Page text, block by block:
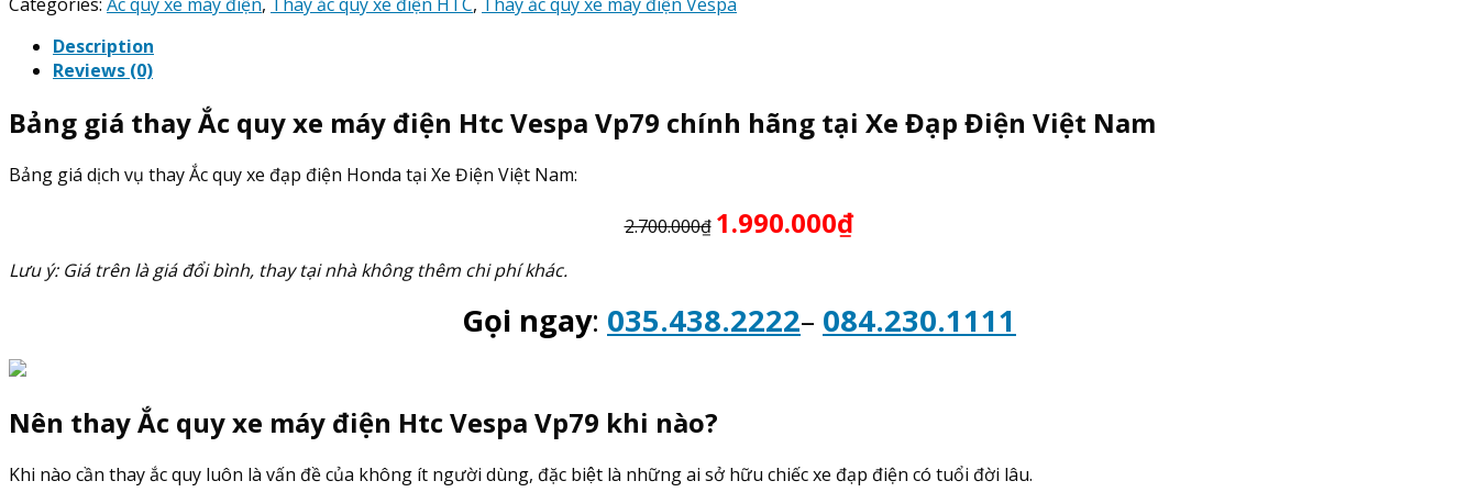
xe
máy
Htc
Vespa
Vp79
Description
Reviews (0)
Bảng giá thay Ắc quy xe máy điện Htc Vespa Vp79 chính hãng tại Xe Đạp Điện Việt Nam
Bảng giá dịch vụ thay Ắc quy xe đạp điện Honda tại Xe Điện Việt Nam:
2.700.000₫ 1.990.000₫
Lưu ý: Giá trên là giá đổi bình, thay tại nhà không thêm chi phí khác.
Gọi ngay: 035.438.2222– 084.230.1111
Nên thay Ắc quy xe máy điện Htc Vespa Vp79 khi nào?
Khi nào cần thay ắc quy luôn là vấn đề của không ít người dùng, đặc biệt là những ai sở hữu chiếc xe đạp điện có tuổi đời lâu.